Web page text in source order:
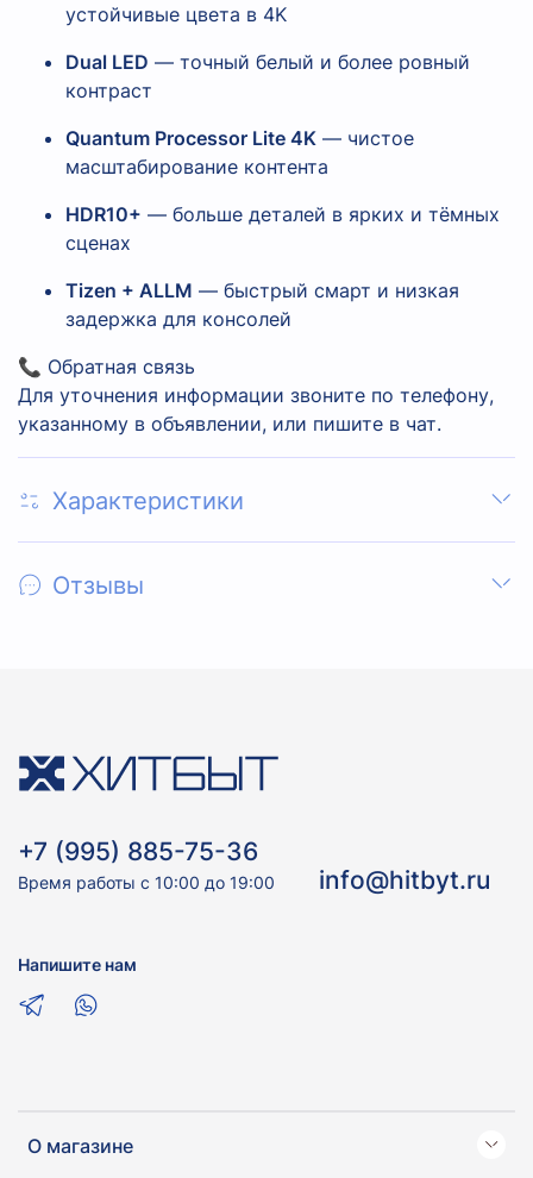
устойчивые цвета в 4K
Dual LED — точный белый и более ровный
контраст
Quantum Processor Lite 4K — чистое
масштабирование контента
HDR10+ — больше деталей в ярких и тёмных
сценах
Tizen + ALLM — быстрый смарт и низкая
задержка для консолей
📞 Обратная связь
Для уточнения информации звоните по телефону,
указанному в объявлении, или пишите в чат.
Характеристики
Отзывы
О магазине
+7 (995) 885-75-36
Время работы с 10:00 до 19:00 info@hitbyt.ru
Напишите нам